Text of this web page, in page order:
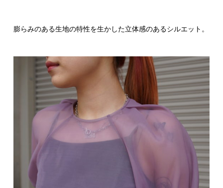
膨らみのある生地の特性を生かした立体感のあるシルエット。